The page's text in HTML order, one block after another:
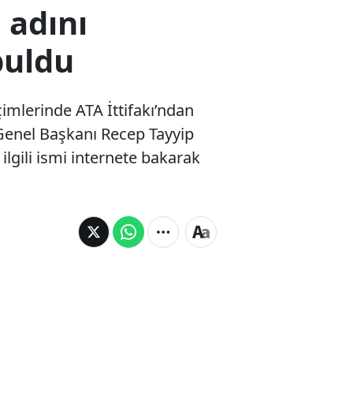
ATA İttifakı’ndan
Başkanı Recep Tayyip
ilgili ismi internete bakarak